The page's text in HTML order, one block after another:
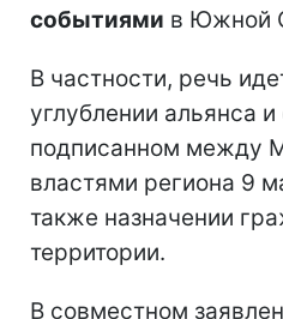
событиями в Южной
В частности, речь
углублении альянса
подписанном между
властями региона 9
также назначении
территории.
В совместном